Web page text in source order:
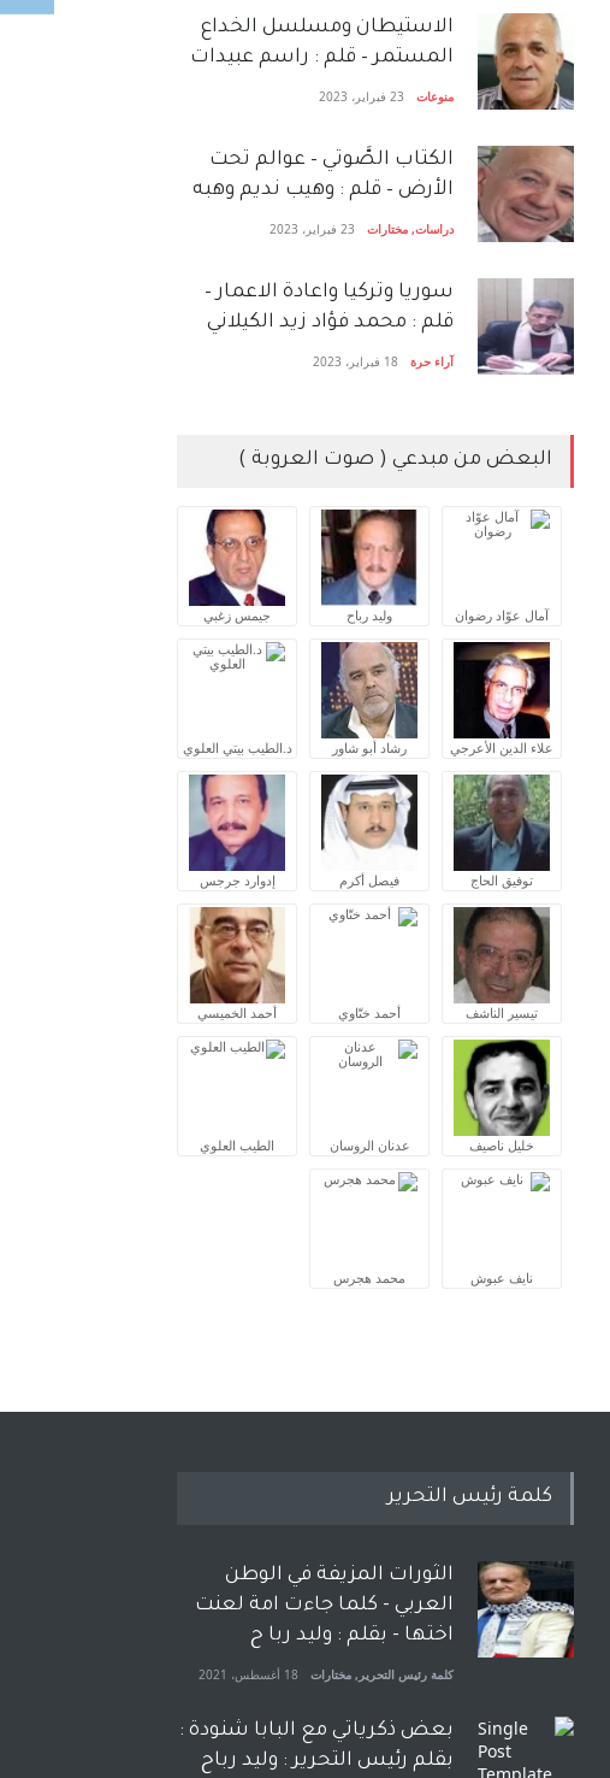
الاستيطان ومسلسل الخداع
المستمر – قلم : راسم عبيدات
منوعات 23 فبراير، 2023
الكتاب الصَّوتي – عوالم تحت
الأرض – قلم : وهيب نديم وهبه
دراسات, مختارات 23 فبراير، 2023
سوريا وتركيا واعادة الاعمار –
قلم : محمد فؤاد زيد الكيلاني
آراء حرة 18 فبراير، 2023
البعض من مبدعي ( صوت العروبة )
آمال عوّاد رضوان وليد رباح جيمس زغبي
علاء الدين الأعرجي رشاد أبو شاور د.الطيب بيتي العلوي
توفيق الحاج فيصل أكرم إدوارد جرجس
تيسير الناشف أحمد ختّاوي أحمد الخميسي
خليل ناصيف عدنان الروسان الطيب العلوي
نايف عبوش محمد هجرس
كلمة رئيس التحرير
الثورات المزيفة في الوطن
العربي - كلما جاءت امة لعنت
اختها - بقلم : وليد ربا ح
كلمة رئيس التحرير , مختارات 18 أغسطس، 2021
بعض ذكرياتي مع البابا شنودة :
بقلم رئيس التحرير : وليد رباح